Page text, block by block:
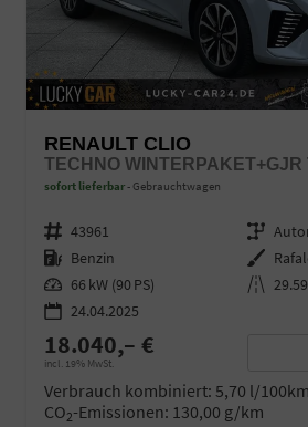
RENAULT CLIO
sofort lieferbar Gebrauchtwagen
Fahrzeugnr. 43961 Getriebe
Kraftstoff Benzin Außenfarbe
Leistung 66 kW (90 PS) Kilometerstand
24.04.2025
18.040,– €
incl. 19% MwSt.
Verbrauch kombiniert: 5,70 l/100km
CO2-Emissionen: 130,00 g/km